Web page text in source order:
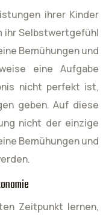
ihrer Kinder
ihr Selbstwertgefühl
Bemühungen und
eine Aufgabe
nicht perfekt ist,
geben. Auf diese
nicht der einzige
Bemühungen und
Zeitpunkt lernen,